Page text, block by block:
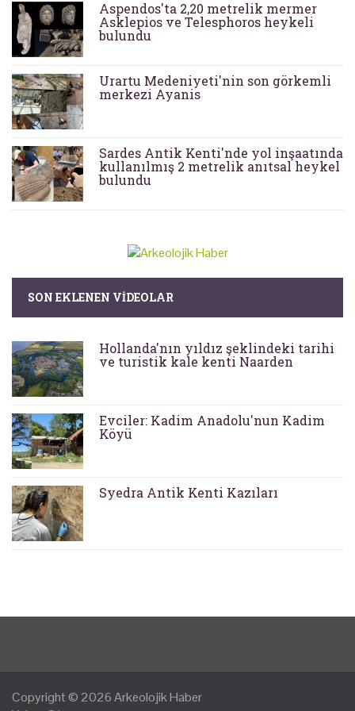
Aspendos'ta 2,20 metrelik mermer
Asklepios ve Telesphoros heykeli
bulundu
Urartu Medeniyeti'nin son görkemli
merkezi Ayanis
Sardes Antik Kenti'nde yol inşaatında
kullanılmış 2 metrelik anıtsal heykel
bulundu
SON EKLENEN VIDEOLAR
Hollanda'nın yıldız şeklindeki tarihi
ve turistik kale kenti Naarden
Evciler: Kadim Anadolu'nun Kadim
Köyü
Syedra Antik Kenti Kazıları
Copyright © 2026Arkeolojik Haber